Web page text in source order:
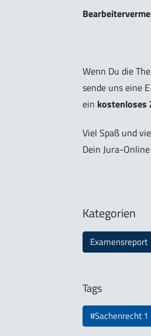
Wenn Du die
sende uns eine
ein kostenloses
Viel Spaß und
Dein Jura-
Kategorien
Examensreport
Tags
#Sachenrecht 1